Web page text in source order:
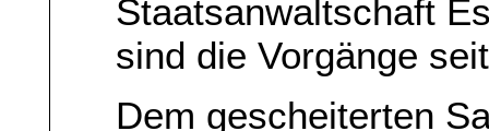
Staatsanwaltschaft
sind die Vorgänge
Dem gescheiterten